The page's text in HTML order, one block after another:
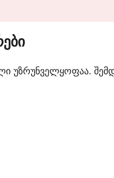
უზრუნველყოფაა.